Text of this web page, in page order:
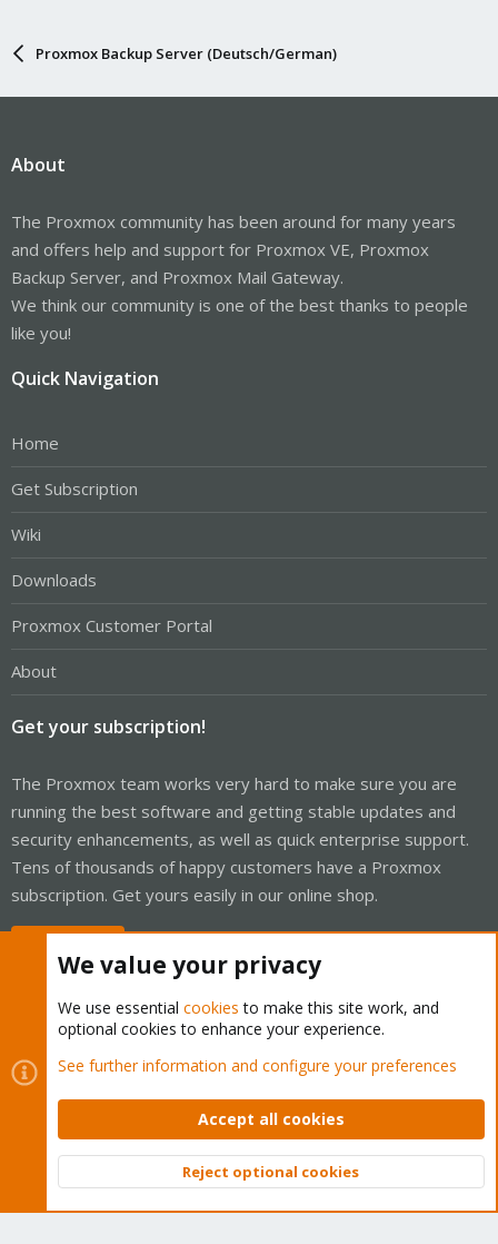
Proxmox Backup Server (Deutsch/German)
About
The Proxmox community has been around for many years
and offers help and support for Proxmox VE, Proxmox
Backup Server, and Proxmox Mail Gateway.
We think our community is one of the best thanks to people
like you!
Quick Navigation
Home
Get Subscription
Wiki
Downloads
Proxmox Customer Portal
About
Get your subscription!
The Proxmox team works very hard to make sure you are
running the best software and getting stable updates and
security enhancements, as well as quick enterprise support.
Tens of thousands of happy customers have a Proxmox
subscription. Get yours easily in our online shop.
Cookies
Proxmox Support Forum - Light Mode
Contact us
Terms and rules Privacy policy Help Home
Community platform by XenForo © 2010-2026 XenForo Ltd.
Top
We value your privacy
We use essential cookies to make this site work, and
optional cookies to enhance your experience.
See further information and configure your preferences
Accept all cookies
Reject optional cookies